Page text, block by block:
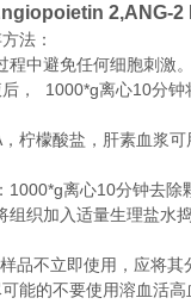
2,ANG-2
法：
避免任何细胞刺激。
， 1000*g离心10分钟
檬酸盐，肝素血浆可
离心10分钟去除颗
加入适量生理盐水捣
立即使用，应将其分
能的不要使用溶血活